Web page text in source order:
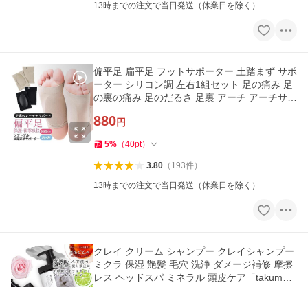
13時までの注文で当日発送（休業日を除く）
偏平足 扁平足 フットサポーター 土踏まず サポ
ーター シリコン調 左右1組セット 足の痛み 足
の裏の痛み 足のだるさ 足裏 アーチ アーチサポ
880円
5% （40pt）
3.80（ 193件）
13時までの注文で当日発送（休業日を除く）
クレイ クリーム シャンプー クレイシャンプー
ミクラ 保湿 艶髪 毛穴 洗浄 ダメージ補修 摩擦
レス ヘッドスパ ミネラル 頭皮ケア「takum